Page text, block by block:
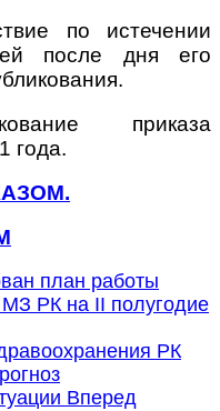
по истечении
после дня его
приказа
года.
план работы
РК на II полугодие
РК
Вперед